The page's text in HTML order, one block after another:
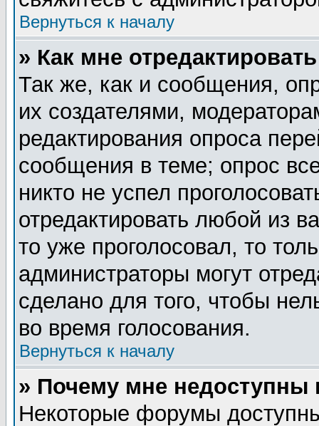
Вернуться к началу
» Как мне
Так же, как и сообщения,
их создателями,
редактирования опроса
сообщения в теме; опрос
никто не успел
отредактировать любой из
то уже проголосовал, то
администраторы могут
сделано для того, чтобы
во время голосования.
Вернуться к началу
» Почему мне
Некоторые форумы